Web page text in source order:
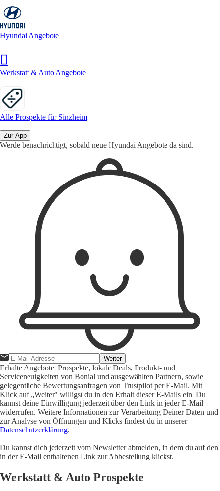
Hyundai Angebote
Werkstatt & Auto Angebote
Alle Prospekte für Sinzheim
Zur App
Werde benachrichtigt, sobald neue Hyundai Angebote da sind.
Weiter
Erhalte Angebote, Prospekte, lokale Deals, Produkt- und
Serviceneuigkeiten von Bonial und ausgewählten Partnern, sowie
gelegentliche Bewertungsanfragen von Trustpilot per E-Mail. Mit
Klick auf „Weiter" willigst du in den Erhalt dieser E-Mails ein. Du
kannst deine Einwilligung jederzeit über den Link in jeder E-Mail
widerrufen. Weitere Informationen zur Verarbeitung Deiner Daten und
zur Analyse von Öffnungen und Klicks findest du in unserer
Datenschutzerklärung.
Du kannst dich jederzeit vom Newsletter abmelden, in dem du auf den
in der E-Mail enthaltenen Link zur Abbestellung klickst.
Werkstatt & Auto Prospekte